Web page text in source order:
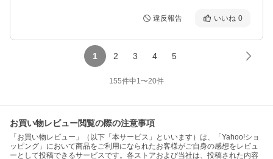
違反報告 いいね 0
1 2 3 4 5
155件中1〜20件
お買い物レビュー閲覧の際の注意事項
「お買い物レビュー」（以下「本サービス」といいます）は、「Yahoo!ショ
ッピング」において商品をご利用になられたお客様がご自身の感想をレビュ
ーとして投稿できるサービスです。各ストアおよび当社は、投稿された内容